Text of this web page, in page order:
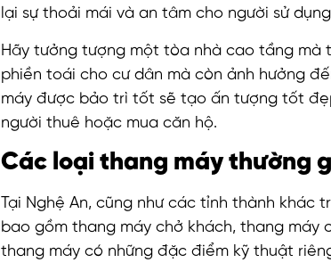
lại sự thoải mái và an tâm cho người sử
Hãy tưởng tượng một tòa nhà cao tầng mà
phiền toái cho cư dân mà còn ảnh hưởng
máy được bảo trì tốt sẽ tạo ấn tượng tốt
người thuê hoặc mua căn hộ.
Các loại thang máy thường
Tại Nghệ An, cũng như các tỉnh thành khác
bao gồm thang máy chở khách, thang máy
thang máy có những đặc điểm kỹ thuật